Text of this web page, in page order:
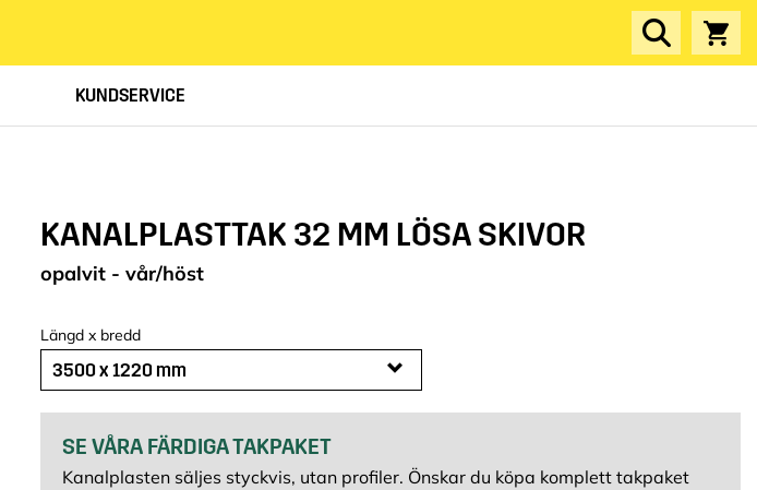
KUNDSERVICE
KANALPLASTTAK 32 MM LÖSA SKIVOR
opalvit - vår/höst
Längd x bredd
3500 x 1220 mm
SE VÅRA FÄRDIGA TAKPAKET
Kanalplasten säljes styckvis, utan profiler. Önskar du köpa komplett takpaket